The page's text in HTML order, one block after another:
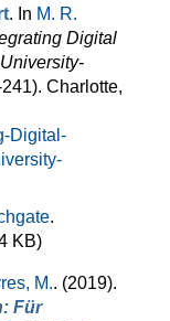
. In M. R.
Digital
Charlotte,
Digital-
.
KB)
M.. (2019).
Für